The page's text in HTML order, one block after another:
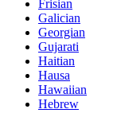
Frisian
Galician
Georgian
Gujarati
Haitian
Hausa
Hawaiian
Hebrew